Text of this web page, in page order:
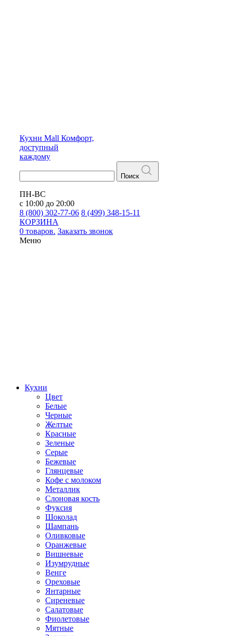
Кухни Mall Комфорт,
доступный
каждому
Поиск
ПН-ВС
с 10:00 до 20:00
8 (800) 302-77-06 8 (499) 348-15-11
КОРЗИНА
0 товаров. Заказать звонок
Меню
Кухни
Цвет
Белые
Черные
Желтые
Красные
Зеленые
Серые
Бежевые
Глянцевые
Кофе с молоком
Металлик
Слоновая кость
Фуксия
Шоколад
Шампань
Оливковые
Оранжевые
Вишневые
Изумрудные
Венге
Ореховые
Янтарные
Сиреневые
Салатовые
Фиолетовые
Мятные